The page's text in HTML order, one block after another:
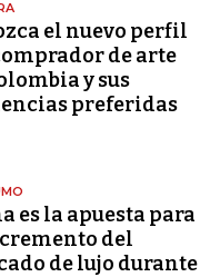
el nuevo perfil
de arte
y sus
preferidas
es la apuesta para
del
de lujo durante